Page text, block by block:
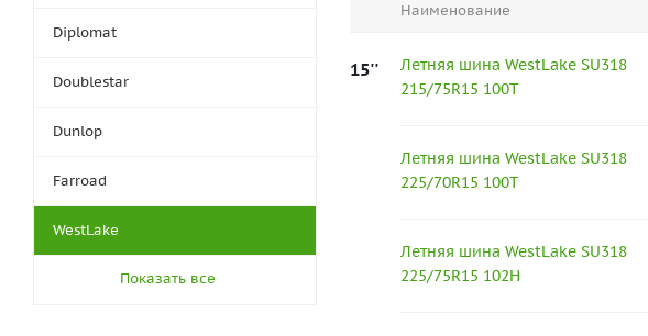
Наименование
15''
Летняя шина WestLake SU318
215/75R15 100T
Летняя шина WestLake SU318
225/70R15 100T
Летняя шина WestLake SU318
225/75R15 102H
Diplomat
Doublestar
Dunlop
Farroad
WestLake
Показать все